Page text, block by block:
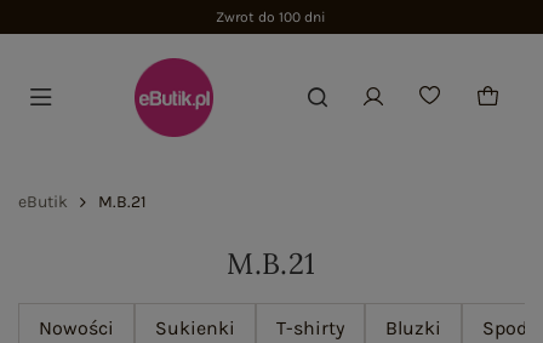
Zwrot do 100 dni
eButik M.B.21
M.B.21
Nowości Sukienki T-shirty Bluzki